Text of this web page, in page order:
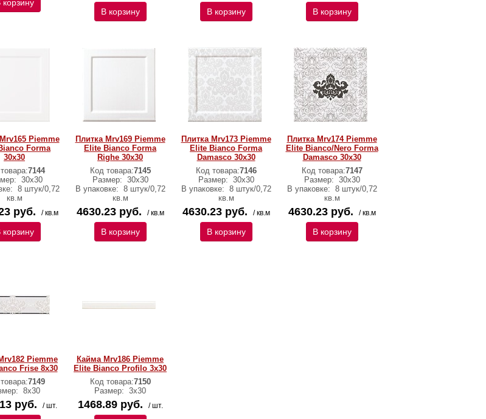
корзину
В корзину В корзину В корзину
Piemme
Forma
30x30
7144
30x30
8 штук/0,72
кв.м
руб. / кв.м
корзину
Плитка Mrv169 Piemme
Elite Bianco Forma
Righe 30x30
Код товара:7145
Размер: 30x30
В упаковке: 8 штук/0,72
кв.м
4630.23 руб. / кв.м
В корзину
Плитка Mrv173 Piemme
Elite Bianco Forma
Damasco 30x30
Код товара:7146
Размер: 30x30
В упаковке: 8 штук/0,72
кв.м
4630.23 руб. / кв.м
В корзину
Плитка Mrv174 Piemme
Elite Bianco/Nero Forma
Damasco 30x30
Код товара:7147
Размер: 30x30
В упаковке: 8 штук/0,72
кв.м
4630.23 руб. / кв.м
В корзину
Piemme
Frise 8x30
7149
8x30
руб. / шт.
Кайма Mrv186 Piemme
Elite Bianco Profilo 3x30
Код товара:7150
Размер: 3x30
1468.89 руб. / шт.